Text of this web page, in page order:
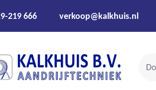
219 666 verkoop@kalkhuis.nl